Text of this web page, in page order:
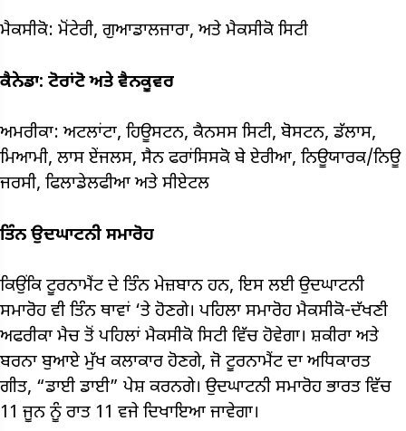
ਮੈਕਸੀਕੋ: ਮੋਂਟੇਰੀ, ਗੁਆਡਾਲਜਾਰਾ, ਅਤੇ ਮੈਕਸੀਕੋ ਸਿਟੀ
ਕੈਨੇਡਾ: ਟੋਰਾਂਟੋ ਅਤੇ ਵੈਨਕੂਵਰ
ਅਮਰੀਕਾ: ਅਟਲਾਂਟਾ, ਹਿਊਸਟਨ, ਕੈਨਸਸ ਸਿਟੀ, ਬੋਸਟਨ, ਡੱਲਾਸ,
ਮਿਆਮੀ, ਲਾਸ ਏਂਜਲਸ, ਸੈਨ ਫਰਾਂਸਿਸਕੋ ਬੇ ਏਰੀਆ, ਨਿਊਯਾਰਕ/ਨਿਊ
ਜਰਸੀ, ਫਿਲਾਡੇਲਫੀਆ ਅਤੇ ਸੀਏਟਲ
ਤਿੰਨ ਉਦਘਾਟਨੀ ਸਮਾਰੋਹ
ਕਿਉਂਕਿ ਟੂਰਨਾਮੈਂਟ ਦੇ ਤਿੰਨ ਮੇਜ਼ਬਾਨ ਹਨ, ਇਸ ਲਈ ਉਦਘਾਟਨੀ
ਸਮਾਰੋਹ ਵੀ ਤਿੰਨ ਥਾਵਾਂ ‘ਤੇ ਹੋਣਗੇ। ਪਹਿਲਾ ਸਮਾਰੋਹ ਮੈਕਸੀਕੋ-ਦੱਖਣੀ
ਅਫਰੀਕਾ ਮੈਚ ਤੋਂ ਪਹਿਲਾਂ ਮੈਕਸੀਕੋ ਸਿਟੀ ਵਿੱਚ ਹੋਵੇਗਾ। ਸ਼ਕੀਰਾ ਅਤੇ
ਬਰਨਾ ਬੁਆਏ ਮੁੱਖ ਕਲਾਕਾਰ ਹੋਣਗੇ, ਜੋ ਟੂਰਨਾਮੈਂਟ ਦਾ ਅਧਿਕਾਰਤ
ਗੀਤ, “ਡਾਈ ਡਾਈ” ਪੇਸ਼ ਕਰਨਗੇ। ਉਦਘਾਟਨੀ ਸਮਾਰੋਹ ਭਾਰਤ ਵਿੱਚ
11 ਜੂਨ ਨੂੰ ਰਾਤ 11 ਵਜੇ ਦਿਖਾਇਆ ਜਾਵੇਗਾ।